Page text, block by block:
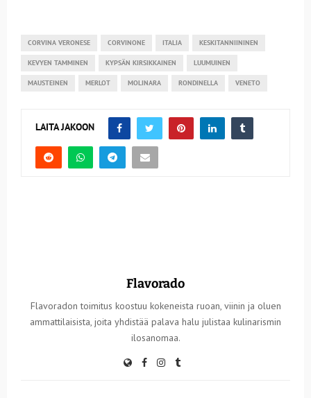
CORVINA VERONESE CORVINONE ITALIA KESKITANNIININEN
KEVYEN TAMMINEN KYPSÄN KIRSIKKAINEN LUUMUINEN
MAUSTEINEN MERLOT MOLINARA RONDINELLA VENETO
LAITA JAKOON
Flavorado
Flavoradon toimitus koostuu kokeneista ruoan, viinin ja oluen
ammattilaisista, joita yhdistää palava halu julistaa kulinarismin
ilosanomaa.